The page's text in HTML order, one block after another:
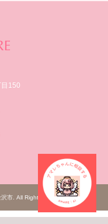
150
沢市 . All Rights Reserved.